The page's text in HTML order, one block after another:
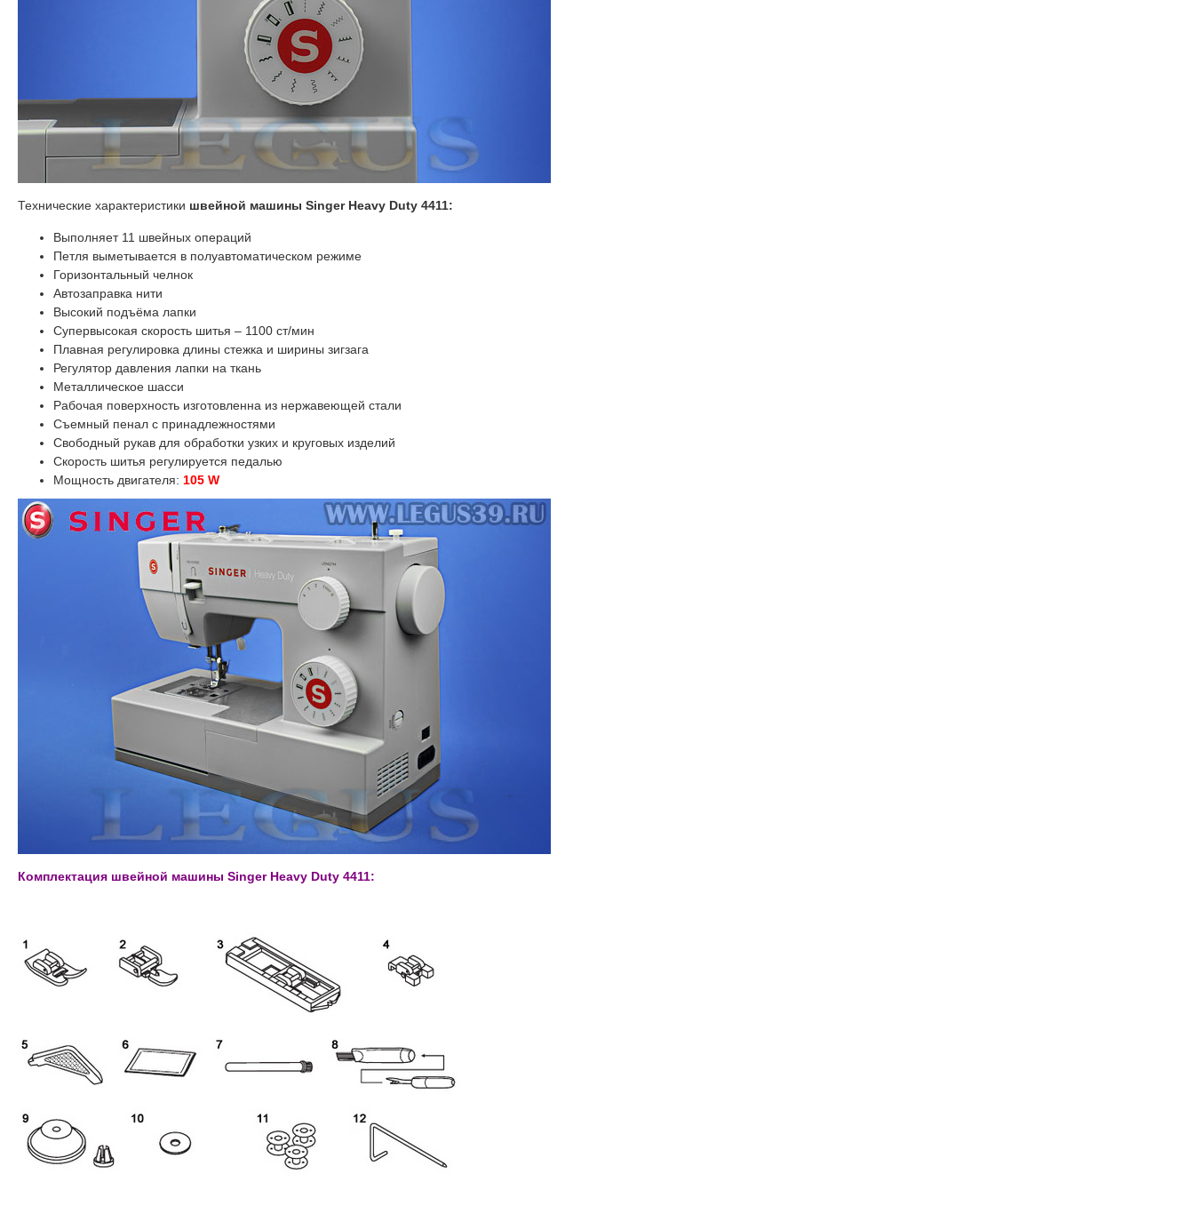
Технические характеристики швейной машины Singer Heavy Duty 4411:
Выполняет 11 швейных операций
Петля выметывается в полуавтоматическом режиме
Горизонтальный челнок
Автозаправка нити
Высокий подъёма лапки
Супервысокая скорость шитья – 1100 ст/мин
Плавная регулировка длины стежка и ширины зигзага
Регулятор давления лапки на ткань
Металлическое шасси
Рабочая поверхность изготовленна из нержавеющей стали
Съемный пенал с принадлежностями
Свободный рукав для обработки узких и круговых изделий
Скорость шитья регулируется педалью
Мощность двигателя: 105 W
Комплектация швейной машины Singer Heavy Duty 4411: